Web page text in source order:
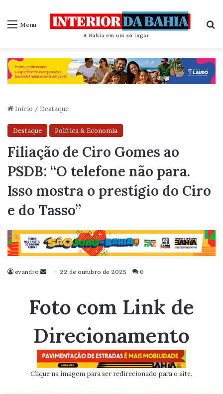
Menu
Início / Destaque
Destaque Política & Economia
Filiação de Ciro Gomes ao
PSDB: “O telefone não para.
Isso mostra o prestígio do Ciro
e do Tasso”
evandro
Mande
mail
22 de outubro de 2025 0
Foto com Link de
Direcionamento
Clique na imagem para ser redirecionado para o site.